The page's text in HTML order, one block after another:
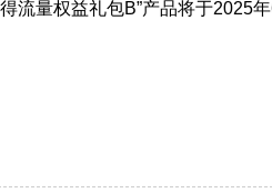
流量权益礼包B”产品将于2025